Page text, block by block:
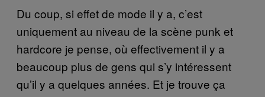
Du coup, si effet de mode il y a, c’est
uniquement au niveau de la scène punk et
hardcore je pense, où effectivement il y a
beaucoup plus de gens qui s’y intéressent
qu’il y a quelques années. Et je trouve ça